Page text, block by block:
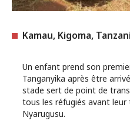
Kamau, Kigoma,
Un enfant prend son
Tanganyika après être
stade sert de point de
tous les réfugiés avant
Nyarugusu.